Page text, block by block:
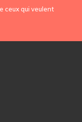
ceux qui veulent